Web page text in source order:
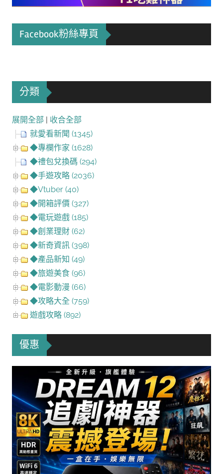
Facebook粉絲專頁
分類
展開全部 | 收合全部
就愛看新聞 (1345)
◆專欄作家 (1628)
◆禮包兌換碼 (294)
◆手遊攻略 (2036)
◆Vtuber (40)
◆開箱評價 (327)
◆電玩遊戲 (185)
◆創業理財 (62)
◆新奇資訊 (398)
◆產品新知 (49)
◆旅遊美食 (96)
◆電影動漫 (66)
◆攻略大全 (759)
遊戲攻略 (892)
優惠